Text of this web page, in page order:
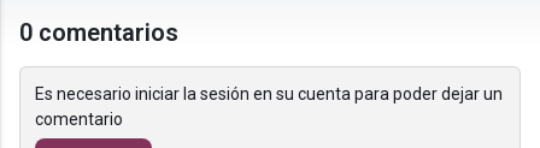
0 comentarios
Es necesario iniciar la sesión en su cuenta para poder dejar un
comentario